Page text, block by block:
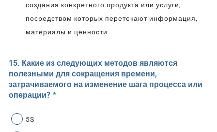
создания конкретного продукта или услуги,
посредством которых перетекают информация,
материалы и ценности
15. Какие из следующих методов являются
полезными для сокращения времени,
затрачиваемого на изменение шага процесса или
операции? *
5S